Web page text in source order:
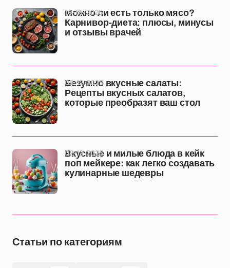
Можно ли есть только мясо?
Карнивор-диета: плюсы, минусы
и отзывы врачей
19-01-2026
Безумно вкусные салаты:
Рецепты вкусных салатов,
которые преобразят ваш стол
05-12-2025
Вкусные и милые блюда в кейк
поп мейкере: как легко создавать
кулинарные шедевры
02-12-2025
Статьи по категориям